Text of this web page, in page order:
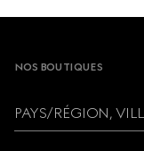
NOS BOUTIQUES
PAYS/RÉGION,